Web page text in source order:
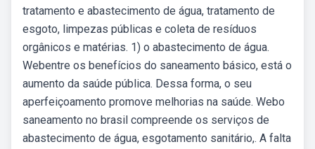
tratamento e abastecimento de água, tratamento de
esgoto, limpezas públicas e coleta de resíduos
orgânicos e matérias. 1) o abastecimento de água.
Webentre os benefícios do saneamento básico, está o
aumento da saúde pública. Dessa forma, o seu
aperfeiçoamento promove melhorias na saúde. Webo
saneamento no brasil compreende os serviços de
abastecimento de água, esgotamento sanitário,. A falta